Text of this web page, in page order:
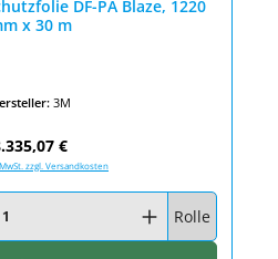
DF-PA Blaze, 1220
x 30 m
3M
Preis:
€
zzgl. Versandkosten
Wert ein oder benutze die
Rolle